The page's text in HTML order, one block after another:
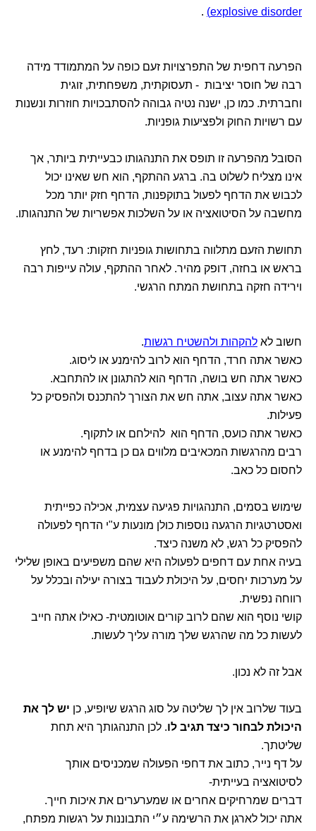
explosive disorder)
.
הפרעה דחפית של התפרצויות זעם כופה על המתמודד מידה
רבה של חוסר יציבות - תעסוקתית, משפחתית, זוגית
וחברתית. כמו כן, ישנה נטיה גבוהה להסתבכויות חוזרות ונשנות
עם רשויות החוק ולפציעות גופניות.
הסובל מהפרעה זו תופס את התנהגותו כבעייתית ביותר, אך
אינו מצליח לשלוט בה. ברגע ההתקף, הוא חש שאינו יכול
לכבוש את הדחף לפעול בתוקפנות, הדחף חזק יותר מכל
מחשבה על הסיטואציה או על השלכות אפשריות של התנהגותו.
תחושת הזעם מתלווה בתחושות גופניות חזקות: רעד, לחץ
בראש או בחזה, דופק מהיר. לאחר ההתקף, עולה עייפות רבה
וירידה חזקה בתחושת המתח הרגשי.
חשוב לא להקהות ולהשטיח רגשות.
כאשר אתה חרד, הדחף הוא לרוב להימנע או ליסוג.
כאשר אתה חש בושה, הדחף הוא להתגונן או להתחבא.
כאשר אתה עצוב, אתה חש את הצורך להתכנס ולהפסיק כל
פעילות.
כאשר אתה כועס, הדחף הוא להילחם או לתקוף.
רבים מהרגשות המכאיבים מלווים גם כן בדחף להימנע או
לחסום כל כאב.
שימוש בסמים, התנהגויות פגיעה עצמית, אכילה כפייתית
ואסטרטגיות הרגעה נוספות כולן מונעות ע"י הדחף לפעולה
להפסיק כל רגש, לא משנה כיצד.
בעיה אחת עם דחפים לפעולה היא שהם משפיעים באופן שלילי
על מערכות יחסים, על היכולת לעבוד בצורה יעילה ובכלל על
רווחה נפשית.
קושי נוסף הוא שהם לרוב קורים אוטומטית- כאילו אתה חייב
לעשות כל מה שהרגש שלך מורה עליך לעשות.
אבל זה לא נכון.
בעוד שלרוב אין לך שליטה על סוג הרגש שיופיע, כן יש לך את
היכולת לבחור כיצד תגיב לו. לכן התנהגותך היא תחת
שליטתך.
על דף נייר, כתוב את דחפי הפעולה שמכניסים אותך
לסיטואציה בעייתית-
דברים שמרחיקים אחרים או שמערערים את איכות חייך.
אתה יכול לארגן את הרשימה ע״י התבוננות על רגשות מפתח,